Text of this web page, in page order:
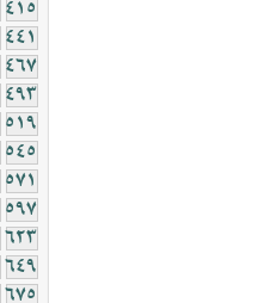
415
441
467
493
519
545
571
597
623
649
675